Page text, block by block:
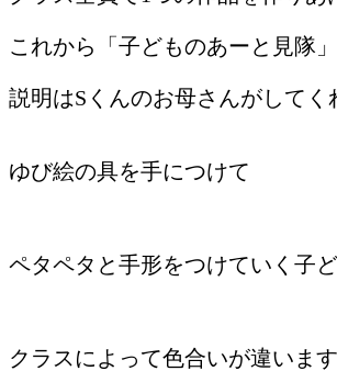
これから「子どものあーと見隊
説明はSくんのお母さんがしてく
ゆび絵の具を手につけて
ペタペタと手形をつけていく子ど
クラスによって色合いが違います